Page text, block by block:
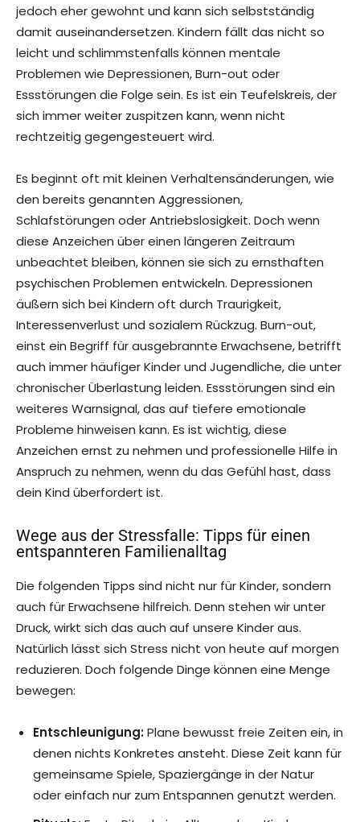
jedoch eher gewohnt und kann sich selbstständig
damit auseinandersetzen. Kindern fällt das nicht so
leicht und schlimmstenfalls können mentale
Problemen wie Depressionen, Burn-out oder
Essstörungen die Folge sein. Es ist ein Teufelskreis, der
sich immer weiter zuspitzen kann, wenn nicht
rechtzeitig gegengesteuert wird.
Es beginnt oft mit kleinen Verhaltensänderungen, wie
den bereits genannten Aggressionen,
Schlafstörungen oder Antriebslosigkeit. Doch wenn
diese Anzeichen über einen längeren Zeitraum
unbeachtet bleiben, können sie sich zu ernsthaften
psychischen Problemen entwickeln. Depressionen
äußern sich bei Kindern oft durch Traurigkeit,
Interessenverlust und sozialem Rückzug. Burn-out,
einst ein Begriff für ausgebrannte Erwachsene, betrifft
auch immer häufiger Kinder und Jugendliche, die unter
chronischer Überlastung leiden. Essstörungen sind ein
weiteres Warnsignal, das auf tiefere emotionale
Probleme hinweisen kann. Es ist wichtig, diese
Anzeichen ernst zu nehmen und professionelle Hilfe in
Anspruch zu nehmen, wenn du das Gefühl hast, dass
dein Kind überfordert ist.
Wege aus der Stressfalle: Tipps für einen
entspannteren Familienalltag
Die folgenden Tipps sind nicht nur für Kinder, sondern
auch für Erwachsene hilfreich. Denn stehen wir unter
Druck, wirkt sich das auch auf unsere Kinder aus.
Natürlich lässt sich Stress nicht von heute auf morgen
reduzieren. Doch folgende Dinge können eine Menge
bewegen:
Entschleunigung:Plane bewusst freie Zeiten ein, in
denen nichts Konkretes ansteht. Diese Zeit kann für
gemeinsame Spiele, Spaziergänge in der Natur
oder einfach nur zum Entspannen genutzt werden.